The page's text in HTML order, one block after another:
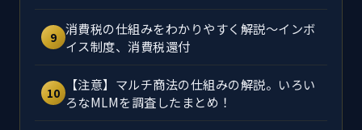
9 消費税の仕組みをわかりやすく解説～インボ
イス制度、消費税還付
10
【注意】マルチ商法の仕組みの解説。いろい
ろなMLMを調査したまとめ！